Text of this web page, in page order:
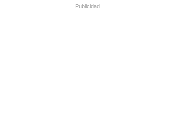
Publicidad